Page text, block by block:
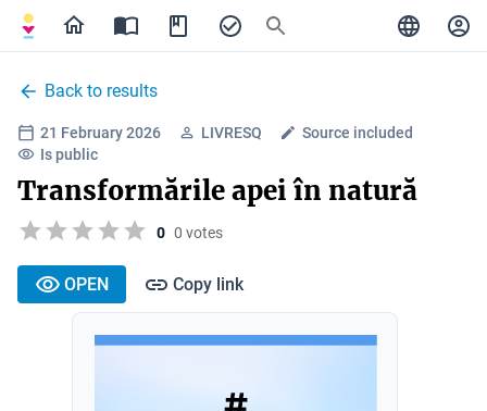
Back to results
21 February 2026 LIVRESQ
Source included
Is public
Transformările apei în natură
0 0 votes
OPEN Copy link